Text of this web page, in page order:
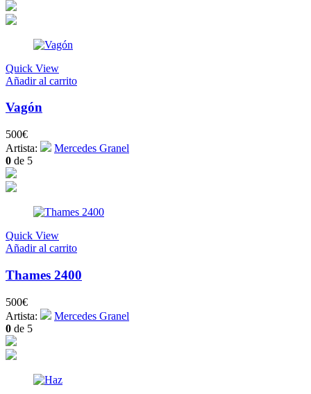
Quick View
Añadir al carrito
Vagón
500€
Artista:
Mercedes Granel
0 de 5
Quick View
Añadir al carrito
Thames 2400
500€
Artista:
Mercedes Granel
0 de 5